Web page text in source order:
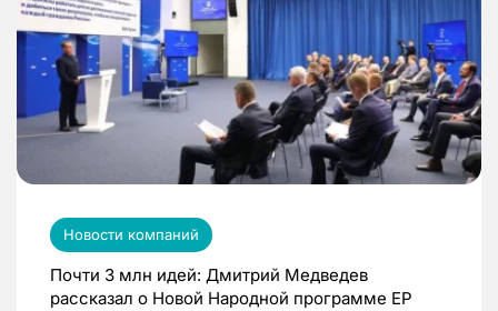
Новости компаний
Почти 3 млн идей: Дмитрий Медведев
рассказал о Новой Народной программе ЕР